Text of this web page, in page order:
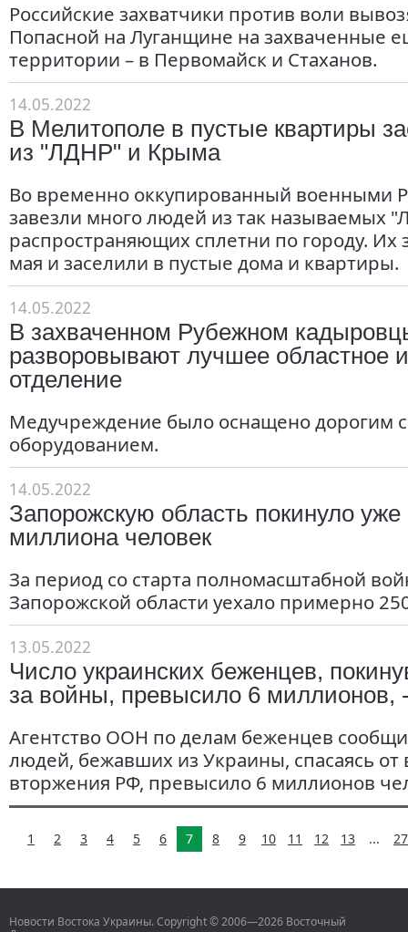
Российские захватчики против воли
Попасной на Луганщине на захваченные
территории – в Первомайск и Стаханов.
14.05.2022
В Мелитополе в пустые квартиры
из "ЛДНР" и Крыма
Во временно оккупированный военными
завезли много людей из так называемых
распространяющих сплетни по городу. Их
мая и заселили в пустые дома и квартиры.
14.05.2022
В захваченном Рубежном
разворовывают лучшее областное
отделение
Медучреждение было оснащено дорогим
оборудованием.
14.05.2022
Запорожскую область покинуло уже
миллиона человек
За период со старта полномасштабной
Запорожской области уехало примерно
13.05.2022
Число украинских беженцев,
за войны, превысило 6
Агентство ООН по делам беженцев
людей, бежавших из Украины, спасаясь от
вторжения РФ, превысило 6 миллионов
1 2 3 4 5 6 7 8 9 10 11 12 13 ... 27
Новости Востока Украины. Copyright © 2006—2026 Восточный